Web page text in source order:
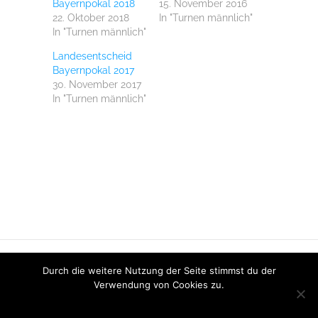
neuem
Bayernpokal 2018
22. Oktober 2018
In "Turnen männlich"
15. November 2016
In "Turnen männlich"
Landesentscheid
Bayernpokal 2017
30. November 2017
In "Turnen männlich"
Clubdesk
Durch die weitere Nutzung der Seite stimmst du der
Verwendung von Cookies zu.